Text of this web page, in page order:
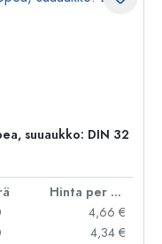
suuaukko: DIN 32
Hinta per kpl
4,66 €
4,34 €